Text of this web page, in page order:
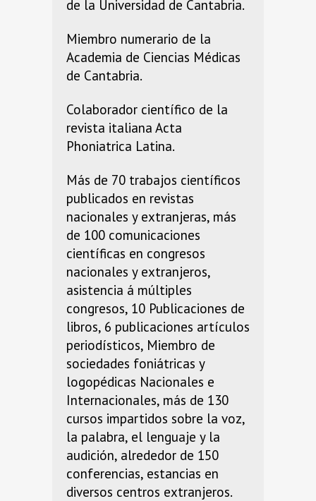
de la Universidad de Cantabria.
Miembro numerario de la
Academia de Ciencias Médicas
de Cantabria.
Colaborador científico de la
revista italiana Acta
Phoniatrica Latina.
Más de 70 trabajos científicos
publicados en revistas
nacionales y extranjeras, más
de 100 comunicaciones
científicas en congresos
nacionales y extranjeros,
asistencia á múltiples
congresos, 10 Publicaciones de
libros, 6 publicaciones artículos
periodísticos, Miembro de
sociedades foniátricas y
logopédicas Nacionales e
Internacionales, más de 130
cursos impartidos sobre la voz,
la palabra, el lenguaje y la
audición, alrededor de 150
conferencias, estancias en
diversos centros extranjeros.